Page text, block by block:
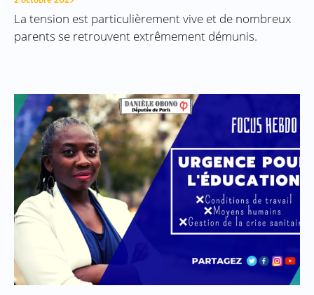
La tension est particulièrement vive et de nombreux
parents se retrouvent extrêmement démunis.